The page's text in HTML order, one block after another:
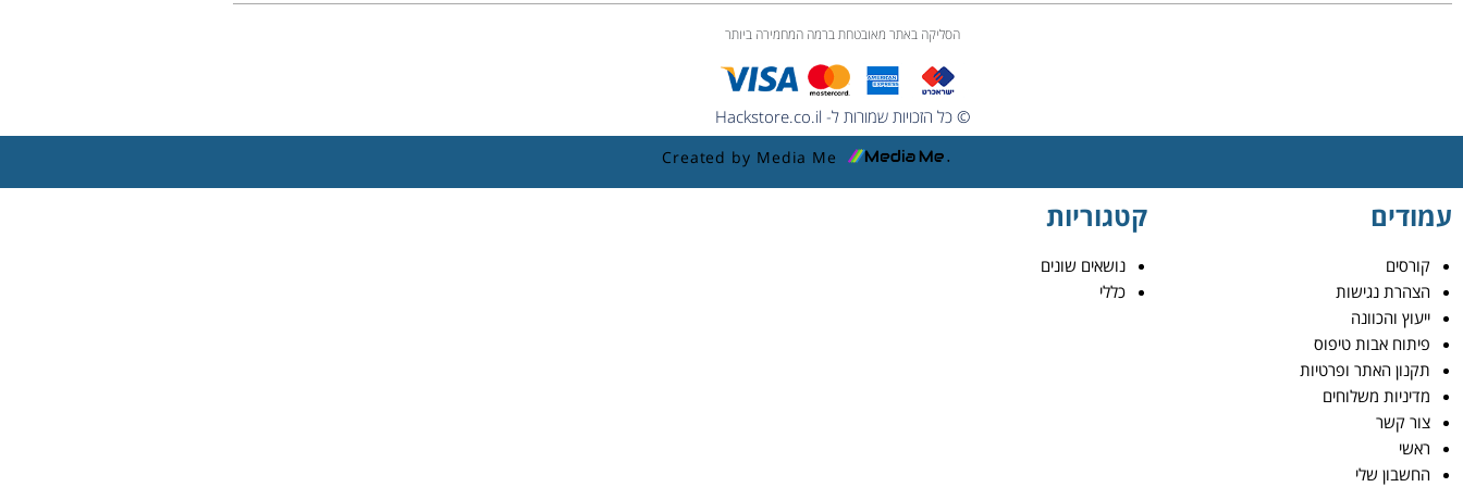
הסליקה באתר מאובטחת ברמה המחמירה ביותר
© כל הזכויות שמורות ל- Hackstore.co.il
Created by Media Me
עמודים
קורסים
הצהרת נגישות
ייעוץ והכוונה
פיתוח אבות טיפוס
תקנון האתר ופרטיות
מדיניות משלוחים
צור קשר
ראשי
החשבון שלי
קטגוריות
נושאים שונים
כללי